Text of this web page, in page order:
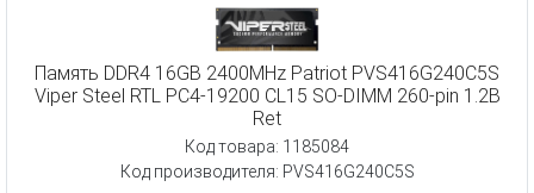
Память DDR4 16GB 2400MHz Patriot PVS416G240C5S
Viper Steel RTL PC4-19200 CL15 SO-DIMM 260-pin 1.2В
Ret
Код товара: 1185084
Код производителя: PVS416G240C5S